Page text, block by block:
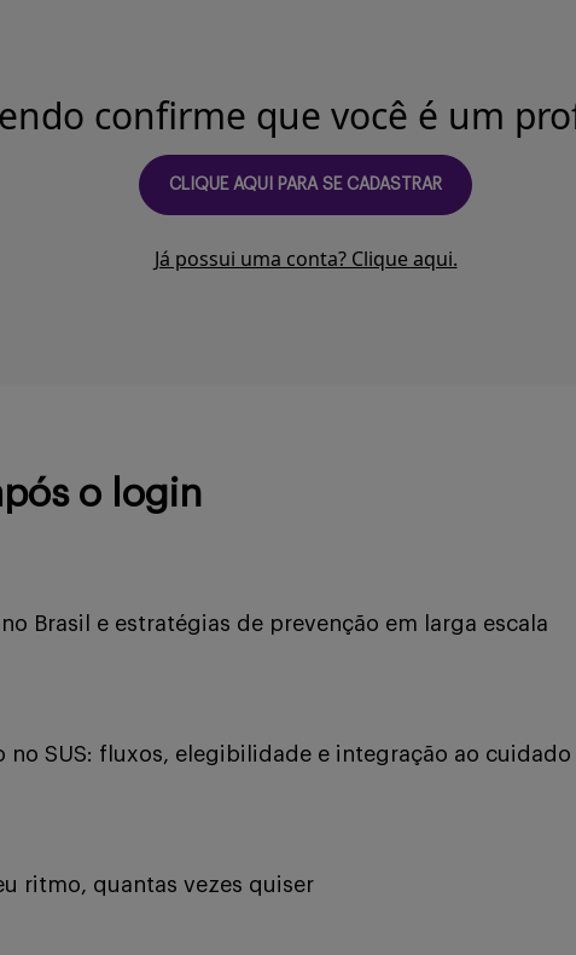
confirme que você é um
CLIQUE AQUI PARA SE CADASTRAR
Já possui uma conta? Clique aqui.
o login
Brasil e estratégias de prevenção em larga escala
no SUS: fluxos, elegibilidade e integração ao cuidado
ritmo, quantas vezes quiser